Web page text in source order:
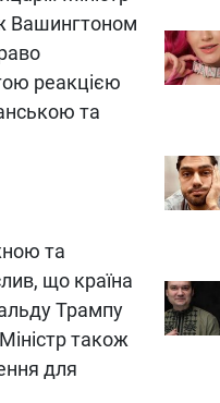
Вашингтоном
реакцією
та
та
що країна
Трампу
також
для